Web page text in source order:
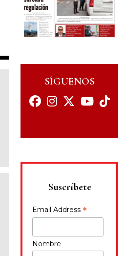
SÍGUENOS
Suscríbete
Email Address *
Nombre